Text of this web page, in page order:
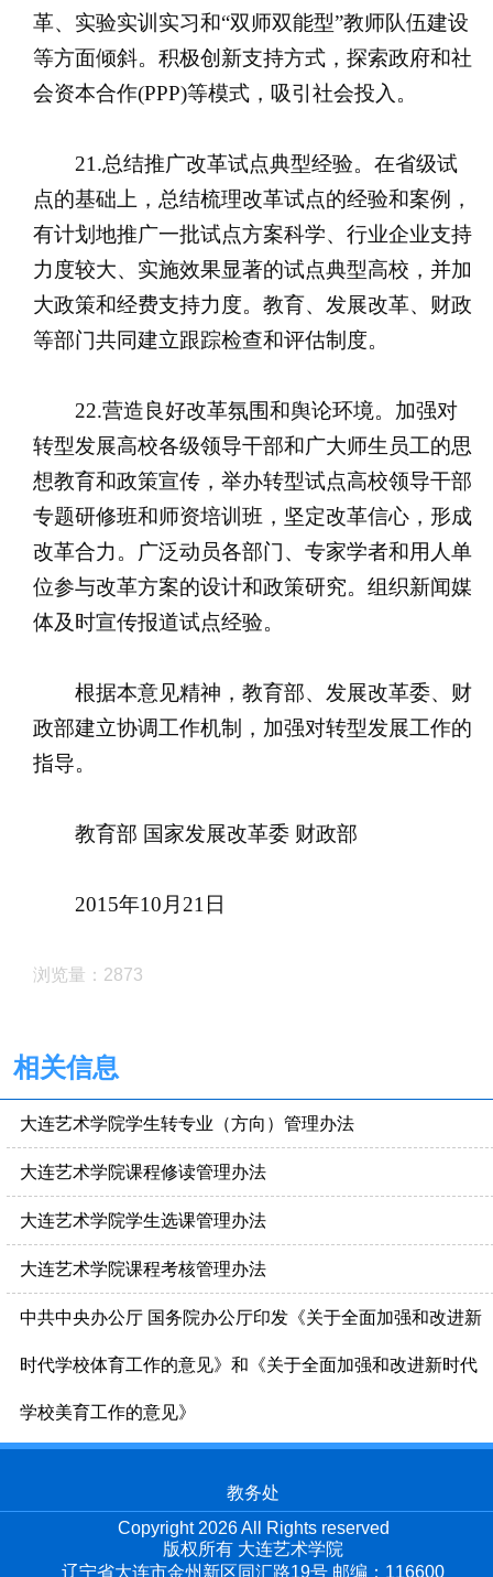
革、实验实训实习和“双师双能型”教师队伍建设
等方面倾斜。积极创新支持方式，探索政府和社
会资本合作(PPP)等模式，吸引社会投入。
21.总结推广改革试点典型经验。在省级试
点的基础上，总结梳理改革试点的经验和案例，
有计划地推广一批试点方案科学、行业企业支持
力度较大、实施效果显著的试点典型高校，并加
大政策和经费支持力度。教育、发展改革、财政
等部门共同建立跟踪检查和评估制度。
22.营造良好改革氛围和舆论环境。加强对
转型发展高校各级领导干部和广大师生员工的思
想教育和政策宣传，举办转型试点高校领导干部
专题研修班和师资培训班，坚定改革信心，形成
改革合力。广泛动员各部门、专家学者和用人单
位参与改革方案的设计和政策研究。组织新闻媒
体及时宣传报道试点经验。
根据本意见精神，教育部、发展改革委、财
政部建立协调工作机制，加强对转型发展工作的
指导。
教育部 国家发展改革委 财政部
2015年10月21日
浏览量：2873
相关信息
大连艺术学院学生转专业（方向）管理办法
大连艺术学院课程修读管理办法
大连艺术学院学生选课管理办法
大连艺术学院课程考核管理办法
中共中央办公厅 国务院办公厅印发《关于全面加强和改进新
时代学校体育工作的意见》和《关于全面加强和改进新时代
学校美育工作的意见》
教务处
Copyright 2026 All Rights reserved
版权所有 大连艺术学院
辽宁省大连市金州新区同汇路19号 邮编：116600